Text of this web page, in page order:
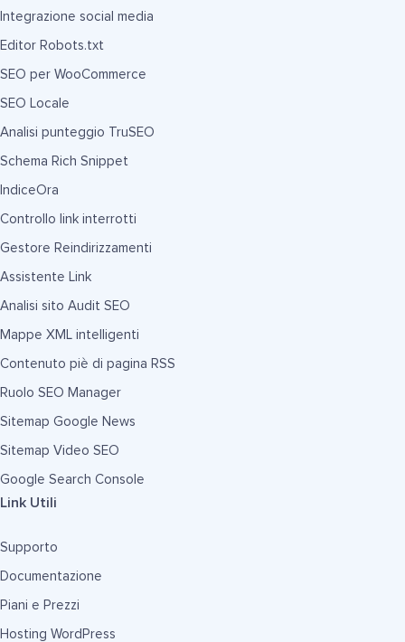
Integrazione social media
Editor Robots.txt
SEO per WooCommerce
SEO Locale
Analisi punteggio TruSEO
Schema Rich Snippet
IndiceOra
Controllo link interrotti
Gestore Reindirizzamenti
Assistente Link
Analisi sito Audit SEO
Mappe XML intelligenti
Contenuto piè di pagina RSS
Ruolo SEO Manager
Sitemap Google News
Sitemap Video SEO
Google Search Console
Link Utili
Supporto
Documentazione
Piani e Prezzi
Hosting WordPress